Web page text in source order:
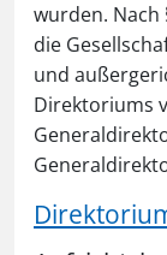
wurden. Nach
die
und
Direktoriums